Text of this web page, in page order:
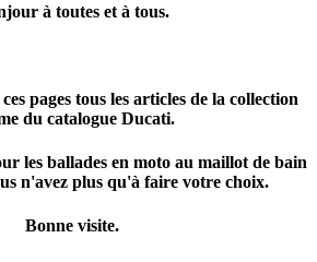
à toutes et à tous.
pages tous les articles de la collection
du catalogue Ducati.
les ballades en moto au maillot de bain
n'avez plus qu'à faire votre choix.
Bonne visite.